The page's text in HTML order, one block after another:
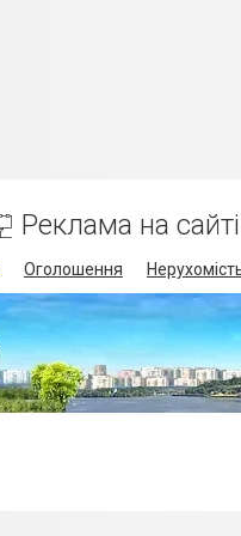
Реклама на сайті
Оголошення